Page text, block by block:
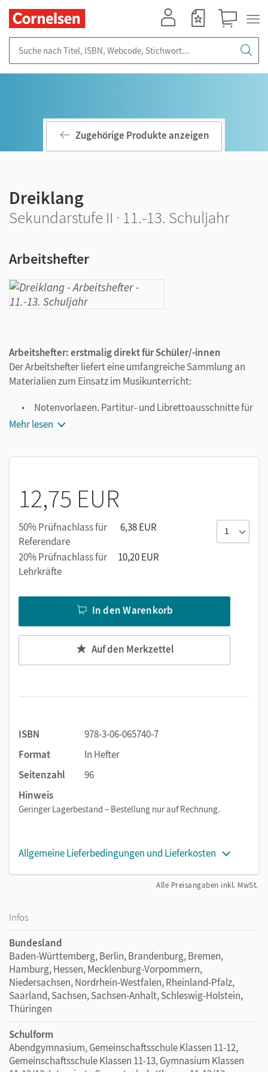
Zugehörige Produkte anzeigen
Dreiklang
Sekundarstufe II · 11.-13. Schuljahr
Arbeitshefter
Arbeitshefter: erstmalig direkt für Schüler/-innen
Der Arbeitshefter liefert eine umfangreiche Sammlung an
Materialien zum Einsatz im Musikunterricht:
Notenvorlagen, Partitur- und Librettoausschnitte für
die Analyse
Differenzierungsaufgaben nach Grund- und
Leistungskursen
Unterlagen für Projekt- und Präsentationsarbeit
Hilfestellung zur Musikbearbeitung am Computer
Mehr lesen
12,75 EUR
50% Prüfnachlass für
Referendare
6,38 EUR
20% Prüfnachlass für
Lehrkräfte
10,20 EUR
In den Warenkorb
Auf den Merkzettel
ISBN
978-3-06-065740-7
Format
In Hefter
Seitenzahl
96
Hinweis
Geringer Lagerbestand – Bestellung nur auf Rechnung.
Allgemeine Lieferbedingungen und Lieferkosten
Alle Preisangaben inkl. MwSt.
Infos
Bundesland
Baden-Württemberg, Berlin, Brandenburg, Bremen,
Hamburg, Hessen, Mecklenburg-Vorpommern,
Niedersachsen, Nordrhein-Westfalen, Rheinland-Pfalz,
Saarland, Sachsen, Sachsen-Anhalt, Schleswig-Holstein,
Thüringen
Schulform
Abendgymnasium, Gemeinschaftsschule Klassen 11-12,
Gemeinschaftsschule Klassen 11-13, Gymnasium Klassen